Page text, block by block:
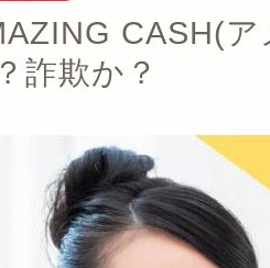
CASH(
詐欺か？